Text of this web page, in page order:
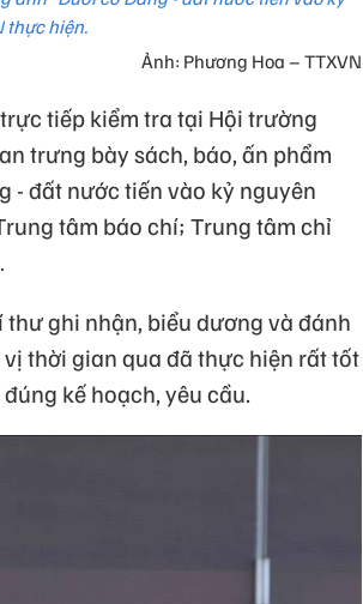
thực hiện.
Ảnh: Phương Hoa – TTXVN
tiếp kiểm tra tại Hội trường
trưng bày sách, báo, ấn phẩm
- đất nước tiến vào kỷ nguyên
tâm báo chí; Trung tâm chỉ
ghi nhận, biểu dương và đánh
thời gian qua đã thực hiện rất tốt
kế hoạch, yêu cầu.